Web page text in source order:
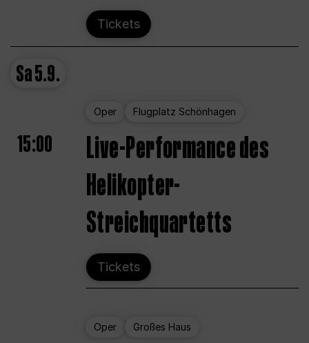
Tickets
Sa5.9.
Oper Flugplatz Schönhagen
15:00
Live-Performance des
Helikopter-
Streichquartetts
Tickets
Oper Großes Haus